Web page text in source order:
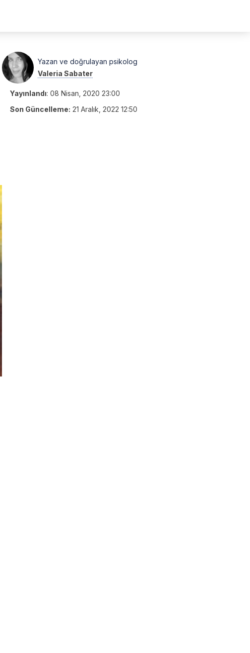
Yazan ve doğrulayan psikolog
Valeria Sabater
Yayınlandı: 08 Nisan, 2020 23:00
Son Güncelleme: 21 Aralık, 2022 12:50